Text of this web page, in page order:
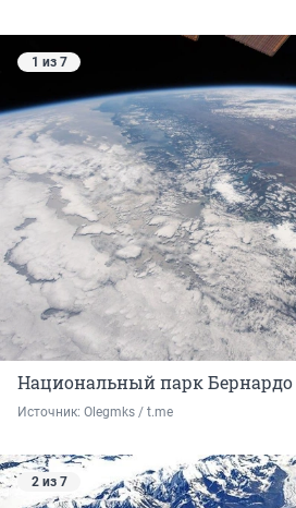
1 из 7
Национальный парк
Источник: Olegmks / t.me
2 из 7